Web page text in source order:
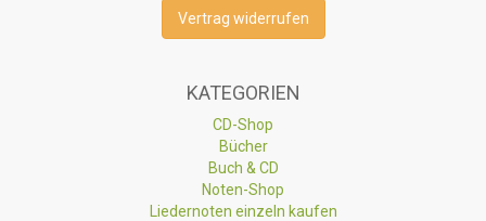
Vertrag widerrufen
KATEGORIEN
CD-Shop
Bücher
Buch & CD
Noten-Shop
Liedernoten einzeln kaufen